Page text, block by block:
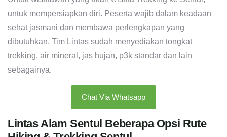
untuk mempersiapkan diri. Peserta wajib dalam keadaan
sehat jasmani dan membawa perlengkapan yang
dibutuhkan. Tim Lintas sudah menyediakan tongkat
trekking, air mineral, jas hujan, p3k standar dan lain
sebagainya.
Chat Via Whatsapp
Lintas Alam Sentul Beberapa Opsi Rute